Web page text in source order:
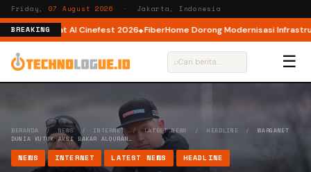
Friday, 07 August 2026 · Jakarta, Indonesia
BREAKING
AI lewat AI Cinefest 2026 FiberHome Dorong Modernisasi
⌕ ☰
BERANDA / NEWS/ INTERNET/LATEST NEWS /HEADLINE /WARGANET
DUNIA KUTUK AKSI BAKAR ALQURAN…
NEWS INTERNET LATEST NEWS HEADLINE